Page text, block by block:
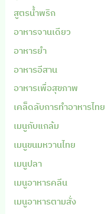
สูตรน้ำพริก
อาหารจานเดียว
อาหารยำ
อาหารอีสาน
อาหารเพื่อสุขภาพ
เคล็ดลับการทำอาหารไทย
เมนูกับแกล้ม
เมนูขนมหวานไทย
เมนูปลา
เมนูอาหารคลีน
เมนูอาหารตามสั่ง